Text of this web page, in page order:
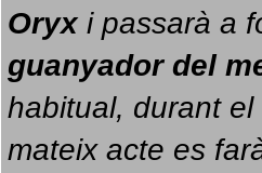
Oryx i passarà a
guanyador del
habitual, durant el
mateix acte es